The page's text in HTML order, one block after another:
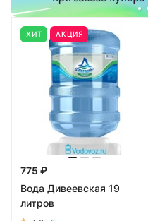
ХИТ АКЦИЯ
775 ₽
Вода Дивеевская 19
литров